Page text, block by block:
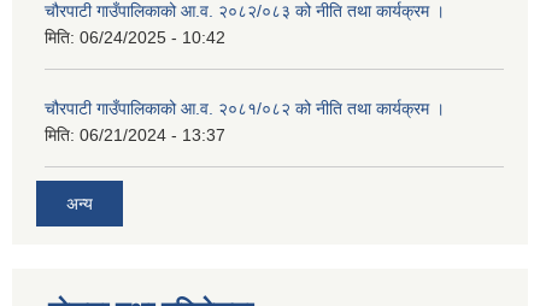
चौरपाटी गाउँपालिकाको आ.व. २०८२/०८३ को नीति तथा कार्यक्रम ।
मिति: 06/24/2025 - 10:42
चौरपाटी गाउँपालिकाको आ.व. २०८१/०८२ को नीति तथा कार्यक्रम ।
मिति: 06/21/2024 - 13:37
अन्य